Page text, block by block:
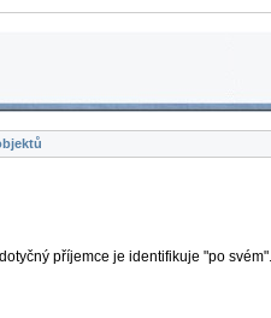
příjemce je identifikuje "po